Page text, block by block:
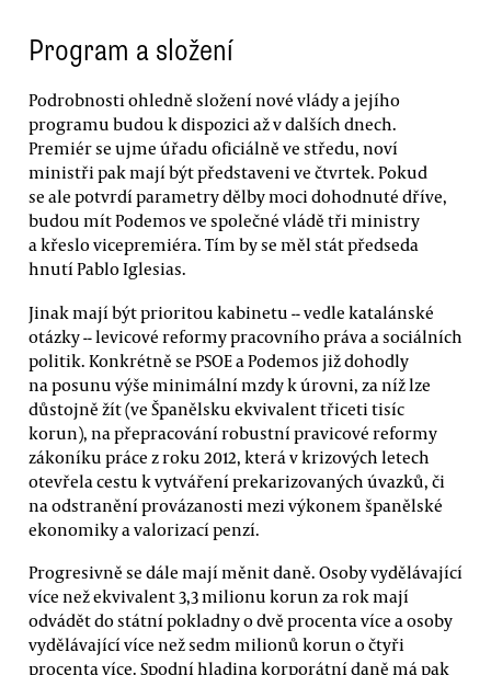
Program a složení
Podrobnosti ohledně složení nové vlády a jejího
programu budou k dispozici až v dalších dnech.
Premiér se ujme úřadu oficiálně ve středu, noví
ministři pak mají být představeni ve čtvrtek. Pokud
se ale potvrdí parametry dělby moci dohodnuté dříve,
budou mít Podemos ve společné vládě tři ministry
a křeslo vicepremiéra. Tím by se měl stát předseda
hnutí Pablo Iglesias.
Jinak mají být prioritou kabinetu -- vedle katalánské
otázky -- levicové reformy pracovního práva a sociálních
politik. Konkrétně se PSOE a Podemos již dohodly
na posunu výše minimální mzdy k úrovni, za níž lze
důstojně žít (ve Španělsku ekvivalent třiceti tisíc
korun), na přepracování robustní pravicové reformy
zákoníku práce z roku 2012, která v krizových letech
otevřela cestu k vytváření prekarizovaných úvazků, či
na odstranění provázanosti mezi výkonem španělské
ekonomiky a valorizací penzí.
Progresivně se dále mají měnit daně. Osoby vydělávající
více než ekvivalent 3,3 milionu korun za rok mají
odvádět do státní pokladny o dvě procenta více a osoby
vydělávající více než sedm milionů korun o čtyři
procenta více. Spodní hladina korporátní daně má pak